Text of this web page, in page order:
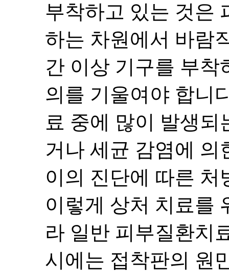
부착하고 있는 것은
하는 차원에서 바람
간 이상 기구를 부착
의를 기울여야 합니
료 중에 많이 발생
거나 세균 감염에 의
이의 진단에 따른
이렇게 상처 치료를
라 일반 피부질환치
시에는 접착판의 원